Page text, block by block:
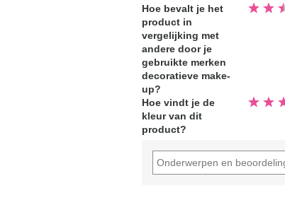
Hoe bevalt je het
product in
vergelijking met
andere door je
gebruikte merken
decoratieve make-
up?
2.5
Hoe vindt je de
kleur van dit
product?
4.0